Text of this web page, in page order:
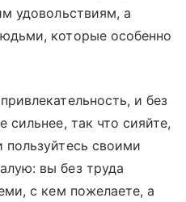
удовольствиям, а
которые особенно
и без
сильнее, так что сияйте,
пользуйтесь своими
вы без труда
с кем пожелаете, а